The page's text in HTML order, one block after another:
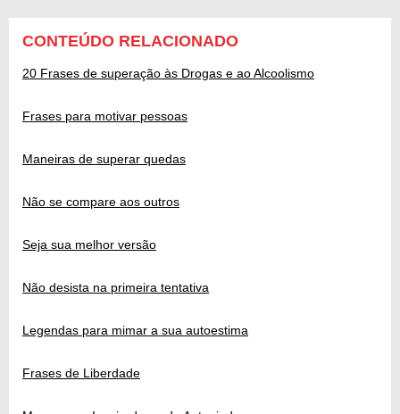
CONTEÚDO RELACIONADO
20 Frases de superação às Drogas e ao Alcoolismo
Frases para motivar pessoas
Maneiras de superar quedas
Não se compare aos outros
Seja sua melhor versão
Não desista na primeira tentativa
Legendas para mimar a sua autoestima
Frases de Liberdade